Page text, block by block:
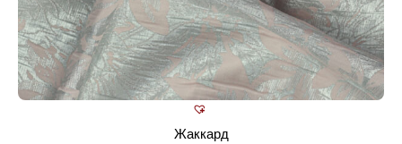
Жаккард